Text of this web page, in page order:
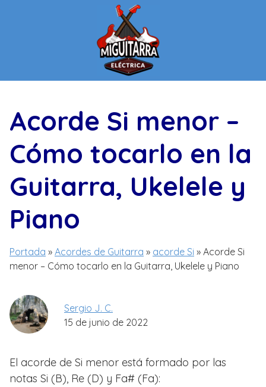
Acorde Si menor –
Cómo tocarlo en la
Guitarra, Ukelele y
Piano
Portada » Acordes de Guitarra » acorde Si » Acorde Si
menor – Cómo tocarlo en la Guitarra, Ukelele y Piano
Sergio J. C.
15 de junio de 2022
El acorde de Si menor está formado por las
notas Si (B), Re (D) y Fa# (Fa):